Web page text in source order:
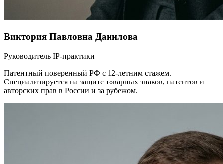
Виктория Павловна Данилова
Руководитель IP-практики
Патентный поверенный РФ с 12-летним стажем.
Специализируется на защите товарных знаков, патентов и
авторских прав в России и за рубежом.